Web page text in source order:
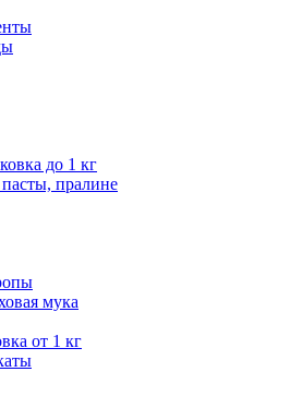
до 1 кг
пралине
мука
от 1 кг